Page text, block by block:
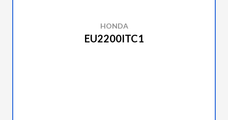
HONDA
EU2200ITC1